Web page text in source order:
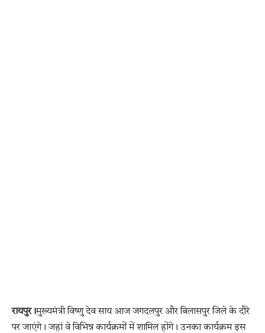
रायपुर।मुख्यमंत्री विष्णु देव साय आज जगदलपुर और बिलासपुर जिले के दौरे
पर जाएंगे। जहां वे विभिन्न कार्यक्रमों में शामिल होंगे। उनका कार्यक्रम इस